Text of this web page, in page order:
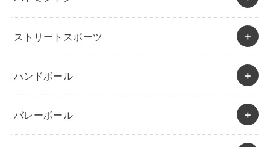
ストリートスポーツ
ハンドボール
バレーボール